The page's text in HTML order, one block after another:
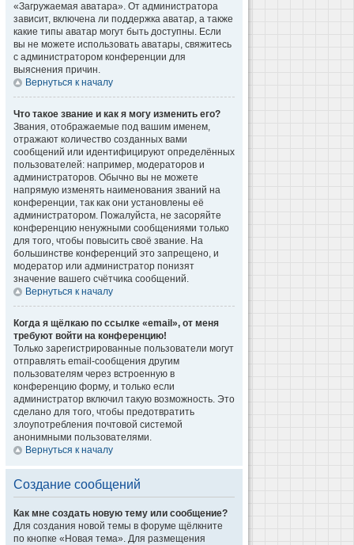
«Загружаемая аватара». От администратора
зависит, включена ли поддержка аватар, а также
какие типы аватар могут быть доступны. Если
вы не можете использовать аватары, свяжитесь
с администратором конференции для
выяснения причин.
Вернуться к началу
Что такое звание и как я могу изменить его?
Звания, отображаемые под вашим именем,
отражают количество созданных вами
сообщений или идентифицируют определённых
пользователей: например, модераторов и
администраторов. Обычно вы не можете
напрямую изменять наименования званий на
конференции, так как они установлены её
администратором. Пожалуйста, не засоряйте
конференцию ненужными сообщениями только
для того, чтобы повысить своё звание. На
большинстве конференций это запрещено, и
модератор или администратор понизят
значение вашего счётчика сообщений.
Вернуться к началу
Когда я щёлкаю по ссылке «email», от меня
требуют войти на конференцию!
Только зарегистрированные пользователи могут
отправлять email-сообщения другим
пользователям через встроенную в
конференцию форму, и только если
администратор включил такую возможность. Это
сделано для того, чтобы предотвратить
злоупотребления почтовой системой
анонимными пользователями.
Вернуться к началу
Создание сообщений
Как мне создать новую тему или сообщение?
Для создания новой темы в форуме щёлкните
по кнопке «Новая тема». Для размещения